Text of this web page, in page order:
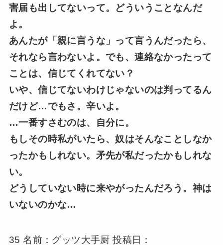
害届も出してないって。どういうことなんだ
よ。
あんたが「親に言うな」って言うんだったら、
それなら言わないよ。でも、連絡なかったって
ことは、信じてくれてない？
いや、信じてないわけじゃないのは判ってるん
だけど…でもさ。辛いよ。
…一番すさむのは、自分に。
もしその時私がいたら、奴はそんなことしなか
ったかもしれない。矛先が私だったかもしれな
い。
どうしていない時に来やがったんだろう。神は
いないのかな…
35 名前：グッツ大手厨 投稿日：